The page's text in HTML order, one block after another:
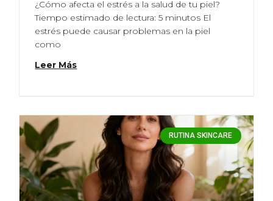
¿Cómo afecta el estrés a la salud de tu piel?
Tiempo estimado de lectura: 5 minutos El
estrés puede causar problemas en la piel
como
Leer Más
RUTINA SKINCARE